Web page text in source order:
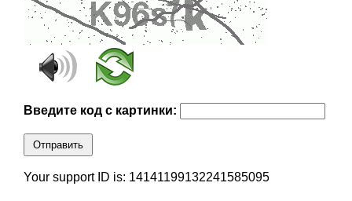
Введите код с картинки:
Отправить
Your support ID is: 14141199132241585095